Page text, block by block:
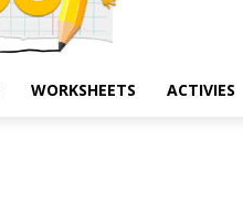
WORKSHEETS ACTIVIES